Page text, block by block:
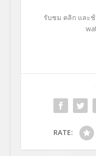
รับชม คลิก และ
RATE: